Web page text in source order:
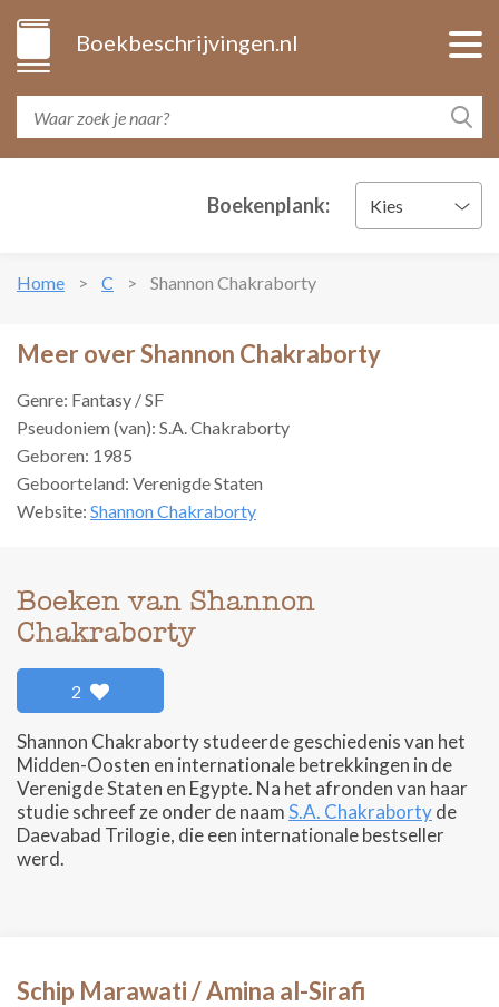
Boekbeschrijvingen.nl
Boekenplank: Kies
Home C Shannon Chakraborty
Meer over Shannon Chakraborty
Genre: Fantasy / SF
Pseudoniem (van): S.A. Chakraborty
Geboren: 1985
Geboorteland: Verenigde Staten
Website: Shannon Chakraborty
Boeken van Shannon
Chakraborty
2
Shannon Chakraborty studeerde geschiedenis van het
Midden-Oosten en internationale betrekkingen in de
Verenigde Staten en Egypte. Na het afronden van haar
studie schreef ze onder de naamS.A. Chakrabortyde
Daevabad Trilogie, die een internationale bestseller
werd.
Schip Marawati / Amina al-Sirafi